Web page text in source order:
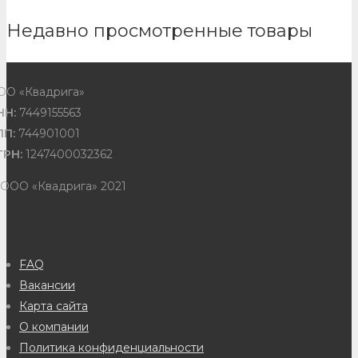
Недавно просмотренные товары
«Квадрига»
7449155563
744901001
1247400032362
«Квадрига» 2021
FAQ
Вакансии
Карта сайта
О компании
Политика конфиденциальности